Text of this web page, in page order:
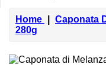
Home
Caponata
280g